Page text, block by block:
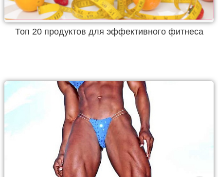
Топ 20 продуктов для эффективного фитнеса